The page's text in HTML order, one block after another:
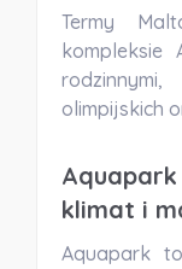
Termy
kompleksie
olimpijskich
klimat i
Aquapark